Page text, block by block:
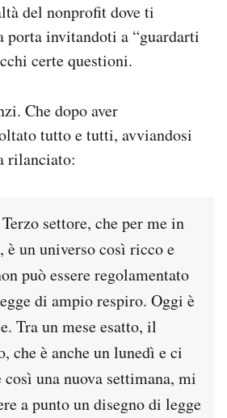
del nonprofit dove ti
porta invitandoti a “guardarti
certe questioni.
Che dopo aver
tutto e tutti, avviandosi
rilanciato:
settore, che per me in
un universo così ricco e
può essere regolamentato
di ampio respiro. Oggi è
Tra un mese esatto, il
che è anche un lunedì e ci
una nuova settimana, mi
a punto un disegno di legge